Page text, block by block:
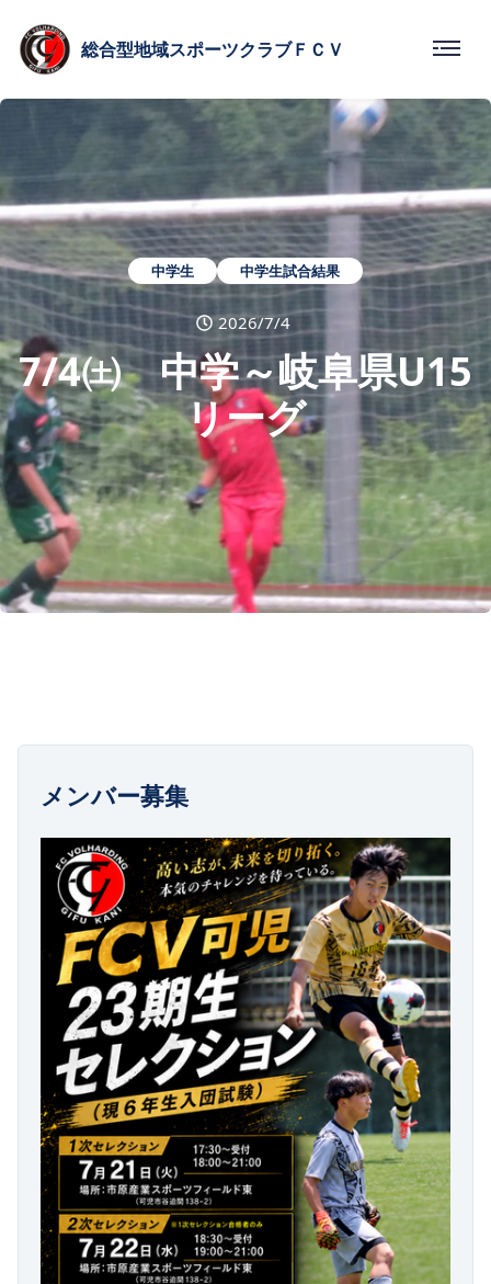
総合型地域スポーツクラブＦＣＶ
中学生 中学生試合結果
2026/7/4
7/4㈯ 中学～岐阜県U15
リーグ
メンバー募集